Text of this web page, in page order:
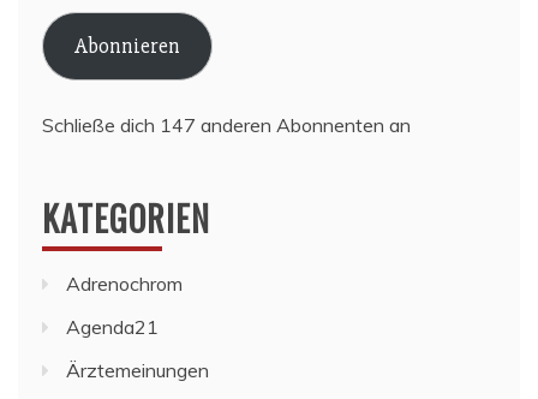
Adresse
Abonnieren
Schließe dich 147 anderen Abonnenten an
KATEGORIEN
Adrenochrom
Agenda21
Ärztemeinungen